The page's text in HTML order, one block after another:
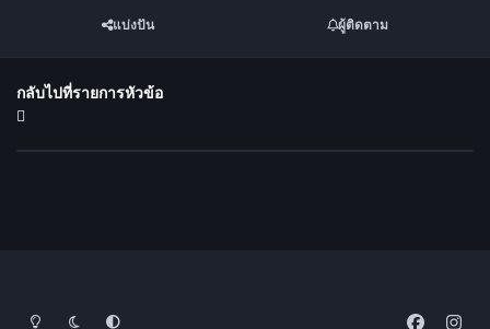
แบ่งปัน ผู้ติดตาม
กลับไปที่รายการหัวข้อ
โหมดสว่างโหมดมืด การตั้งค่าระบบ